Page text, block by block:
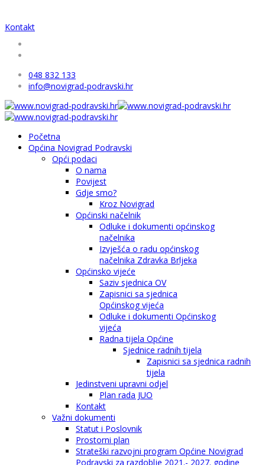
Kontakt
048 832 133
info@novigrad-podravski.hr
Početna
Općina Novigrad Podravski
Opći podaci
O nama
Povijest
Gdje smo?
Kroz Novigrad
Općinski načelnik
Odluke i dokumenti općinskog
načelnika
Izvješća o radu općinskog
načelnika Zdravka Brljeka
Općinsko vijeće
Saziv sjednica OV
Zapisnici sa sjednica
Općinskog vijeća
Odluke i dokumenti Općinskog
vijeća
Radna tijela Općine
Sjednice radnih tijela
Zapisnici sa sjednica radnih
tijela
Jedinstveni upravni odjel
Plan rada JUO
Kontakt
Važni dokumenti
Statut i Poslovnik
Prostorni plan
Strateški razvojni program Općine Novigrad
Podravski za razdoblje 2021.- 2027. godine